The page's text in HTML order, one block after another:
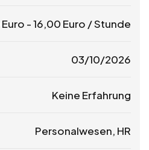
Euro -16,00 Euro / Stunde
03/10/2026
Keine Erfahrung
Personalwesen, HR